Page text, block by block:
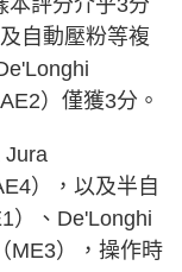
本評分介乎3分
自動壓粉等複
）僅獲3分。
Jura
），以及半自
）、De'Longhi
ME3），操作時